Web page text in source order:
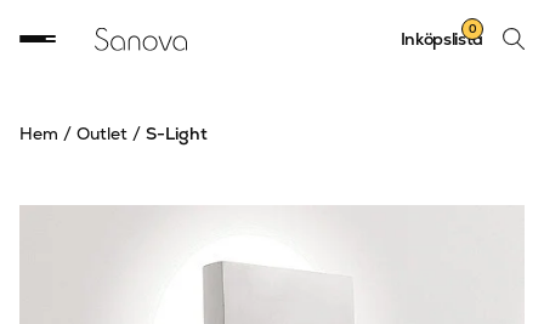
Sök
Inköpslista
0
Hem / Outlet / S-Light